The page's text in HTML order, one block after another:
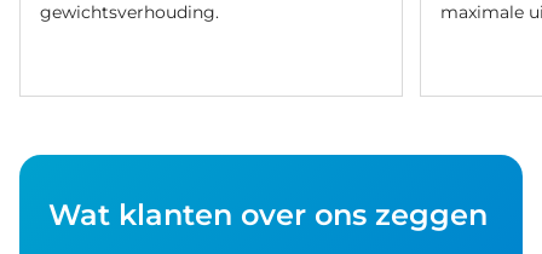
gewichtsverhouding.
maximale
Wat klanten over ons zeggen